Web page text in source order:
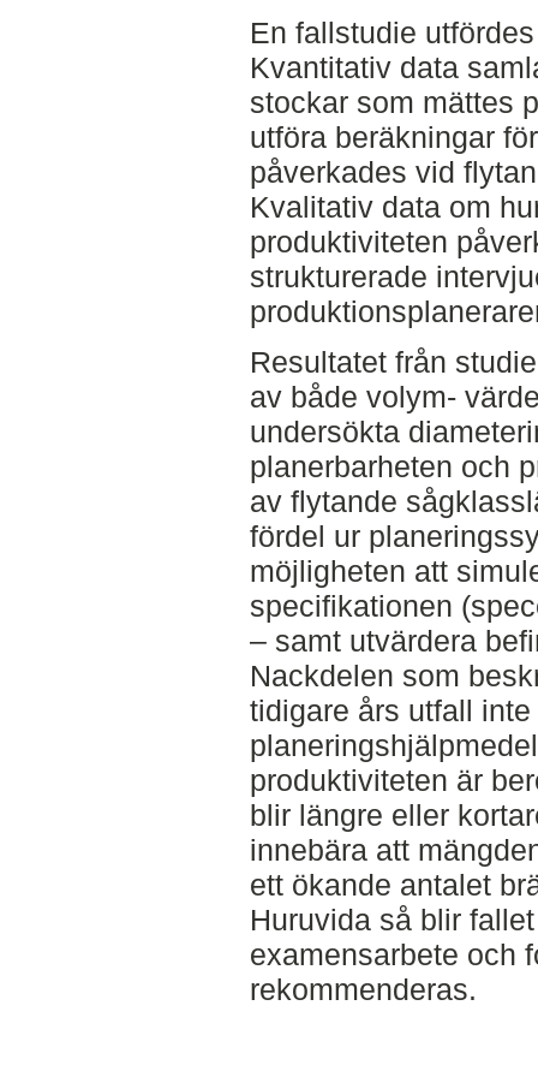
En fallstudie
Kvantitativ data
stockar som mättes
utföra beräkningar
påverkades vid
Kvalitativ data om
produktiviteten
strukturerade
Resultatet från
av både volym-
undersökta
planerbarheten och
av flytande
fördel ur
möjligheten att
specifikationen
– samt utvärdera
Nackdelen som
tidigare års utfall
produktiviteten är
blir längre eller
innebära att
ett ökande antalet
Huruvida så blir
examensarbete och
rekommenderas.